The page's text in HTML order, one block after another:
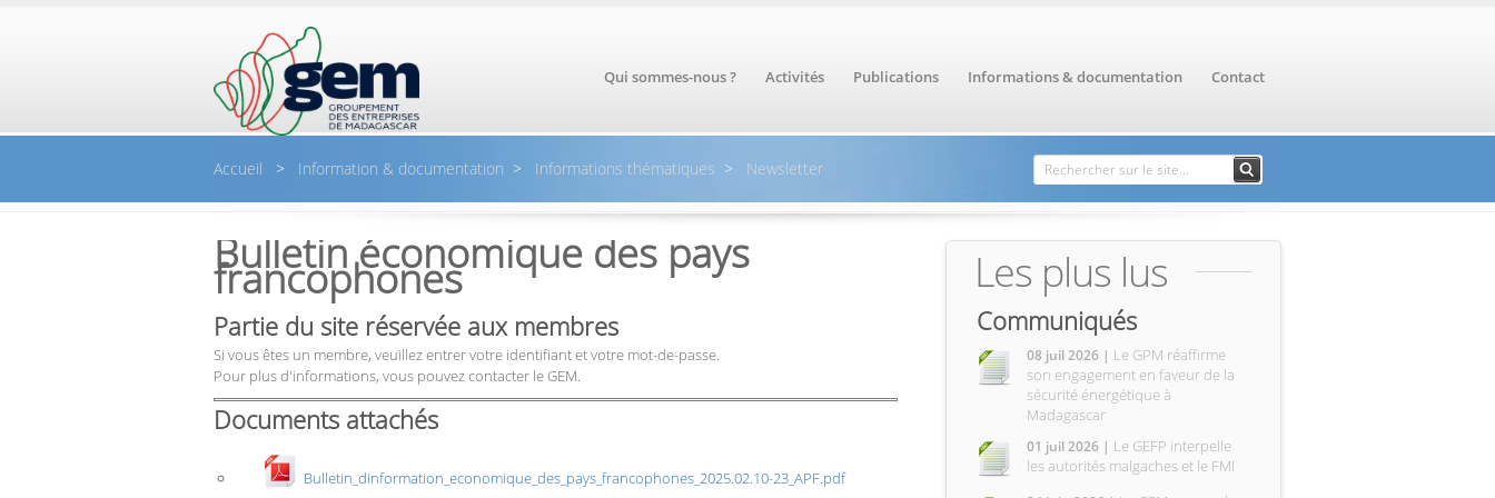
Qui sommes-nous ? Activités Publications Informations & documentation Contact
Accueil > Information & documentation > Informations thématiques > Newsletter Formulaire de
recherche
Rechercher
Bulletin économique des pays
francophones
Partie du site réservée aux membres
Si vous êtes un membre, veuillez entrer votre identifiant et votre mot-de-passe.
Pour plus d'informations, vous pouvez contacter le GEM.
Documents attachés
Bulletin_dinformation_economique_des_pays_francophones_2025.02.10-23_APF.pdf
Les plus lus
Communiqués
08 juil 2026 | Le GPM réaffirme
son engagement en faveur de la
sécurité énergétique à
Madagascar
01 juil 2026 | Le GEFP interpelle
les autorités malgaches et le FMI